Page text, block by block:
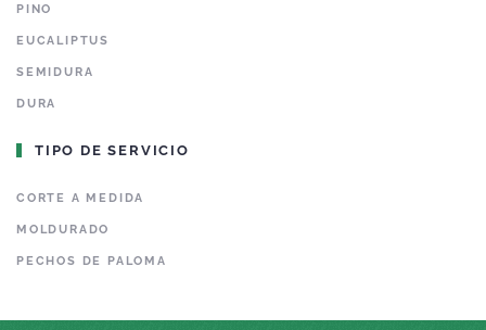
PINO
EUCALIPTUS
SEMIDURA
DURA
TIPO DE SERVICIO
CORTE A MEDIDA
MOLDURADO
PECHOS DE PALOMA